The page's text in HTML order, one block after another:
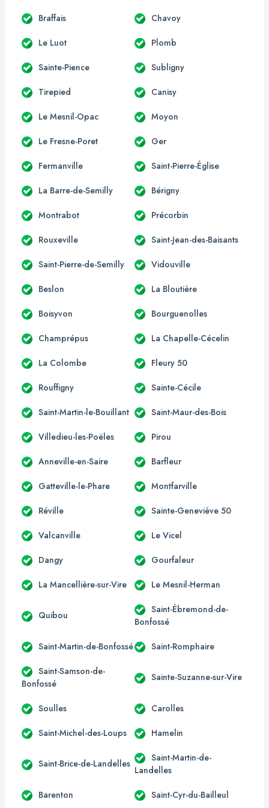
Braffais Chavoy
Le Luot Plomb
Sainte-Pience Subligny
Tirepied Canisy
Le Mesnil-Opac Moyon
Le Fresne-Poret Ger
Fermanville Saint-Pierre-Église
La Barre-de-Semilly Bérigny
Montrabot Précorbin
Rouxeville Saint-Jean-des-Baisants
Saint-Pierre-de-Semilly Vidouville
Beslon La Bloutière
Boisyvon Bourguenolles
Champrépus La Chapelle-Cécelin
La Colombe Fleury 50
Rouffigny Sainte-Cécile
Saint-Martin-le-Bouillant Saint-Maur-des-Bois
Villedieu-les-Poëles Pirou
Anneville-en-Saire Barfleur
Gatteville-le-Phare Montfarville
Réville Sainte-Geneviève 50
Valcanville Le Vicel
Dangy Gourfaleur
La Mancellière-sur-Vire Le Mesnil-Herman
Quibou
Saint-Ébremond-de-
Bonfossé
Saint-Martin-de-Bonfossé Saint-Romphaire
Saint-Samson-de-
Bonfossé
Sainte-Suzanne-sur-Vire
Soulles Carolles
Saint-Michel-des-Loups Hamelin
Saint-Brice-de-Landelles
Saint-Martin-de-
Landelles
Barenton Saint-Cyr-du-Bailleul